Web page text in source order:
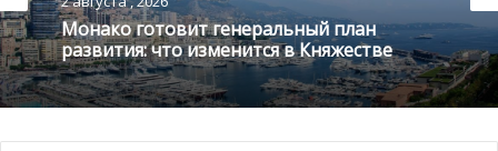
Монако готовит генеральный план
развития: что изменится в Княжестве